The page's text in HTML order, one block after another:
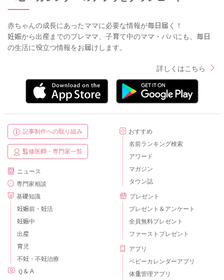
赤ちゃんの成長にあったママに必要な情報が毎日届く！
妊娠から出産までのプレママ、子育て中のママ・パパにも、毎日
の生活に役立つ情報をお届けします。
詳しくはこちら
記事制作への取り組み
監修医師・専門家一覧
ニュース
専門家相談
基礎知識
妊娠前・妊活
妊娠中
出産
育児
不妊・不妊治療
Ｑ＆Ａ
おすすめ
名前ランキング検索
アワード
マガジン
タウン誌
プレゼント
プレゼント＆アンケート
全員無料プレゼント
ファーストプレゼント
アプリ
ベビーカレンダーアプリ
体重管理アプリ